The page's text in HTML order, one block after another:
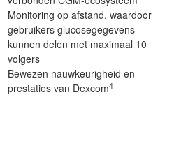
Monitoring op afstand, waardoor
gebruikers glucosegegevens
kunnen delen met maximaal 10
volgers||
Bewezen nauwkeurigheid en
prestaties van Dexcom4